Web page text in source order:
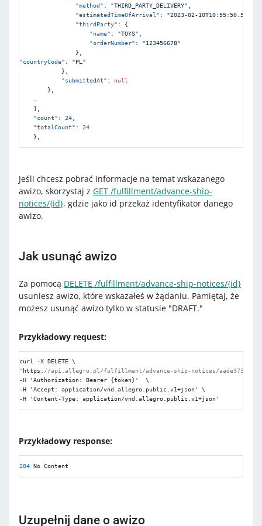
"method" : "THIRD_PARTY_DELIVERY"
"estimatedTimeOfArrival" :
"2023-02-
"thirdParty" :
{
"name" : "TOYS"
"orderNumber" :
"123456678"
}
"countryCode" :
"PL"
}
"submittedAt" :
null
}
]
"count" : 24
"totalCount" :
24
}
Jeśli chcesz pobrać informacje na temat wskazanego
awizo, skorzystaj z GET /fulfillment/advance-ship-
notices/{id}, gdzie jako id przekaż identyfikator danego
awizo.
Jak usunąć awizo
Za pomocą DELETE /fulfillment/advance-ship-notices/{id}
usuniesz awizo, które wskazałeś w żądaniu. Pamiętaj, że
możesz usunąć awizo tylko w statusie "DRAFT."
Przykładowy request:
curl -X DELETE \
'https : //api.allegro.pl/fulfillment/advance-ship-notices/aade3739-2fee-
-H 'Authorization: Bearer {token} '  \
-H 'Accept :
application/vnd.allegro.public.v1+json' \
-H 'Content-Type: application/vnd.allegro.public.v1+json'
Przykładowy response:
204 No Content
Uzupełnij dane o awizo